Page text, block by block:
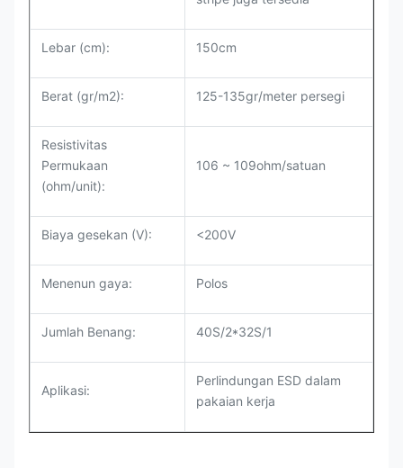
Lebar (cm): 150cm
Berat (gr/m2): 125-135gr/meter persegi
Resistivitas
Permukaan
(ohm/unit):
106 ~ 109ohm/satuan
Biaya gesekan (V): <200V
Menenun gaya: Polos
Jumlah Benang: 40S/2*32S/1
Aplikasi:
Perlindungan ESD dalam
pakaian kerja